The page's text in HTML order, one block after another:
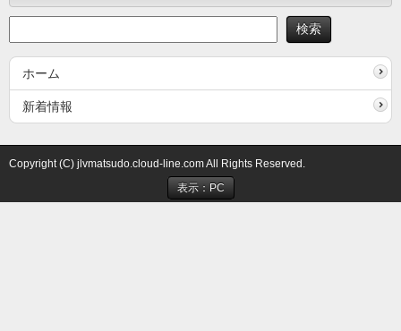
ホーム
新着情報
Copyright (C) jlvmatsudo.cloud-line.com All Rights Reserved.
表示：PC